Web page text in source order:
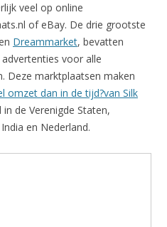
veel op online
of eBay. De drie grootste
Dreammarket, bevatten
voor alle
Deze marktplaatsen maken
omzet dan in de tijd?van Silk
de Verenigde Staten,
en Nederland.